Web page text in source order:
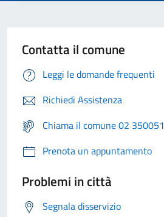
Contatta il comune
Leggi le domande frequenti
Richiedi Assistenza
Chiama il comune 02 350051
Prenota un appuntamento
Problemi in città
Segnala disservizio